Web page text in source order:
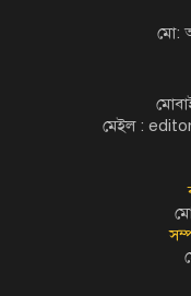
মো:
মেইল :